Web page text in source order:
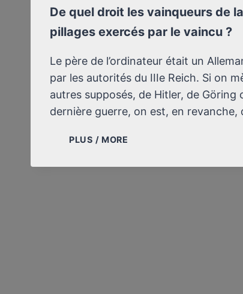
De quel droit les vainqueurs de
pillages exercés par le vaincu ?
Le père de l’ordinateur était un
par les autorités du IIIe Reich. Si on
autres supposés, de Hitler, de Göring
dernière guerre, on est, en revanche,
PLUS / MORE
DROIT